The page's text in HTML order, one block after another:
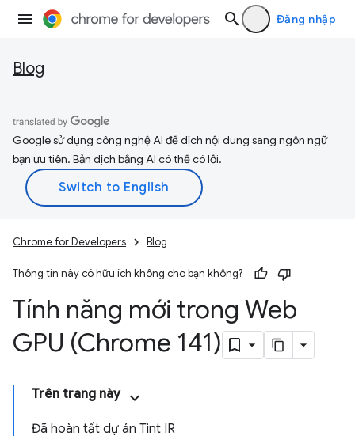
Đăng nhập
Blog
Google sử dụng công nghệ AI để dịch nội dung sang ngôn ngữ
bạn ưu tiên. Bản dịch bằng AI có thể có lỗi.
Chrome for Developers Blog
Thông tin này có hữu ích không cho bạn không?
Tính năng mới trong Web
GPU (Chrome 141)
Trên trang này
Đã hoàn tất dự án Tint IR